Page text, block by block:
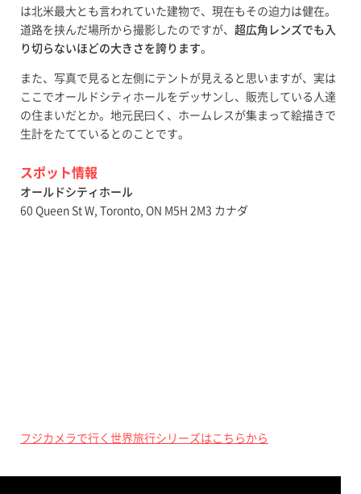
は北米最大とも言われていた建物で、現在もその迫力は健在。
道路を挟んだ場所から撮影したのですが、 超広角レンズでも入
り切らないほどの大きさを誇ります。
また、写真で見ると左側にテントが見えると思いますが、実は
ここでオールドシティホールをデッサンし、販売している人達
の住まいだとか。地元民曰く、ホームレスが集まって絵描きで
生計をたてているとのことです。
スポット情報
オールドシティホール
60 Queen St W, Toronto, ON M5H 2M3 カナダ
フジカメラで行く世界旅行シリーズはこちらから